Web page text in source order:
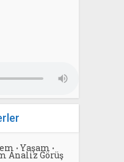
• Yaşam •
Analiz Görüş